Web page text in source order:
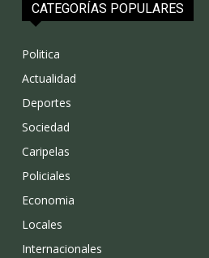
CATEGORÍAS POPULARES
Politica
Actualidad
Deportes
Sociedad
Caripelas
Policiales
Economia
Locales
Internacionales